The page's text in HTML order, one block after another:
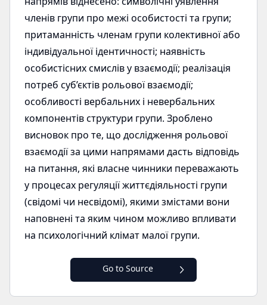
членів групи про межі особистості та групи;
притаманність членам групи колективної або
індивідуальної ідентичності; наявність
особистісних смислів у взаємодії; реалізація
потреб суб’єктів рольової взаємодії;
особливості вербальних і невербальних
компонентів структури групи. Зроблено
висновок про те, що дослідження рольової
взаємодії за цими напрямами дасть відповідь
на питання, які власне чинники переважають
у процесах регуляції життєдіяльності групи
(свідомі чи несвідомі), якими змістами вони
наповнені та яким чином можливо впливати
на психологічний клімат малої групи.
Go to Source